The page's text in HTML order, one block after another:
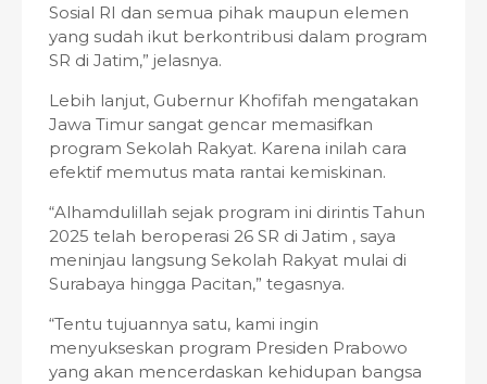
Sosial RI dan semua pihak maupun elemen
yang sudah ikut berkontribusi dalam program
SR di Jatim,” jelasnya.
Lebih lanjut, Gubernur Khofifah mengatakan
Jawa Timur sangat gencar memasifkan
program Sekolah Rakyat. Karena inilah cara
efektif memutus mata rantai kemiskinan.
“Alhamdulillah sejak program ini dirintis Tahun
2025 telah beroperasi 26 SR di Jatim , saya
meninjau langsung Sekolah Rakyat mulai di
Surabaya hingga Pacitan,” tegasnya.
“Tentu tujuannya satu, kami ingin
menyukseskan program Presiden Prabowo
yang akan mencerdaskan kehidupan bangsa